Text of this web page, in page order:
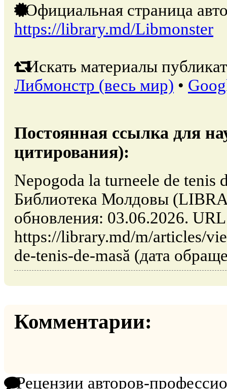
Официальная страница
https://library.md/Libmonster
Искать материалы
Либмонстр (весь мир) •
Постоянная ссылка для
цитирования):
Nepogoda la turneele de tenis
Библиотека Молдовы
обновления: 03.06.2026.
https://library.md/m/articles/
de-tenis-de-masă (дата
Комментарии:
Рецензии авторов-